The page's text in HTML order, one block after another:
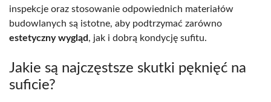
inspekcje oraz stosowanie odpowiednich materiałów
budowlanych są istotne, aby podtrzymać zarówno
estetyczny wygląd, jak i dobrą kondycję sufitu.
Jakie są najczęstsze skutki pęknięć na
suficie?